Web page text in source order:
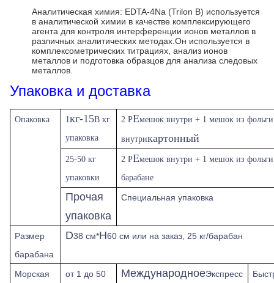
Аналитическая химия: EDTA-4Na (Trilon B) используется
в аналитической химии в качестве комплексирующего
агента для контроля интерференции ионов металлов в
различных аналитических методах.Он используется в
комплексометрических титрациях, анализ ионов
металлов и подготовка образцов для анализа следовых
металлов.
Упаковка и доставка
Опаковка 1кг-15В кг
упаковка
2 РЕмешок внутри + 1 мешок из
внутрикартонный
25-50 кг
упаковки
2 РЕмешок внутри + 1 мешок из
барабане
Прочая
упаковка
Специальная упаковка
Размер
барабана
D38 см*H60 см или на заказ, 25 кг/барабан
Морская
от 1 до 50
МеждународноеЭкспресс